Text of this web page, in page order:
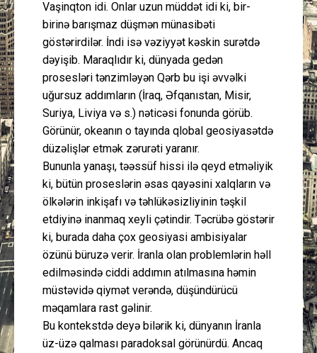
Vaşinqton idi. Onlar uzun müddət idi ki, bir-
birinə barışmaz düşmən münasibəti
göstərirdilər. İndi isə vəziyyət kəskin surətdə
dəyişib. Maraqlıdır ki, dünyada gedən
prosesləri tənzimləyən Qərb bu işi əvvəlki
uğursuz addımların (İraq, Əfqanıstan, Misir,
Suriya, Liviya və s.) nəticəsi fonunda görüb.
Görünür, okeanın o tayında qlobal geosiyasətdə
düzəlişlər etmək zərurəti yaranır.
Bununla yanaşı, təəssüf hissi ilə qeyd etməliyik
ki, bütün proseslərin əsas qayəsini xalqların və
ölkələrin inkişafı və təhlükəsizliyinin təşkil
etdiyinə inanmaq xeyli çətindir. Təcrübə göstərir
ki, burada daha çox geosiyasi ambisiyalar
özünü büruzə verir. İranla olan problemlərin həll
edilməsində ciddi addımın atılmasına həmin
müstəvidə qiymət verəndə, düşündürücü
məqamlara rast gəlinir.
Bu kontekstdə deyə bilərik ki, dünyanın İranla
üz-üzə qalması paradoksal görünürdü. Ancaq